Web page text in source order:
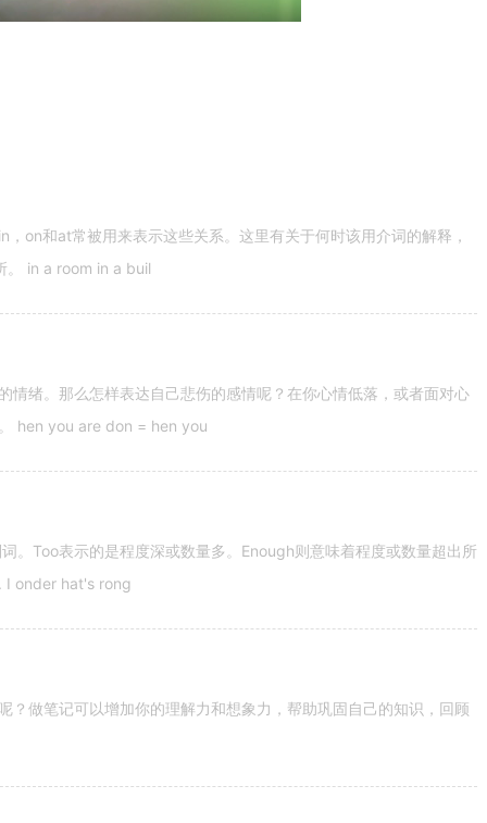
on和at常被用来表示这些关系。这里有关于何时该用介词的解释，
。 in a room in a buil
情绪。那么怎样表达自己悲伤的感情呢？在你心情低落，或者面对心
hen you are don = hen you
Too表示的是程度深或数量多。Enough则意味着程度或数量超出所
I onder hat's rong
做笔记可以增加你的理解力和想象力，帮助巩固自己的知识，回顾